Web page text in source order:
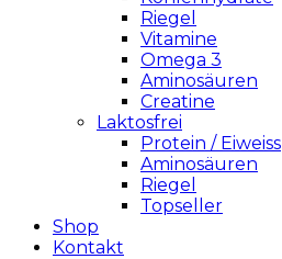
Riegel
Vitamine
Omega 3
Aminosäuren
Creatine
Laktosfrei
Protein / Eiweiss
Aminosäuren
Riegel
Topseller
Shop
Kontakt